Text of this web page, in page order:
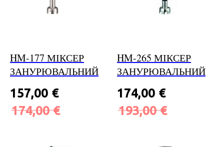
HM-177 МІКСЕР
ЗАНУРЮВАЛЬНИЙ
157,00 €
174,00 €
HM-265 МІКСЕР
ЗАНУРЮВАЛЬНИЙ
174,00 €
193,00 €